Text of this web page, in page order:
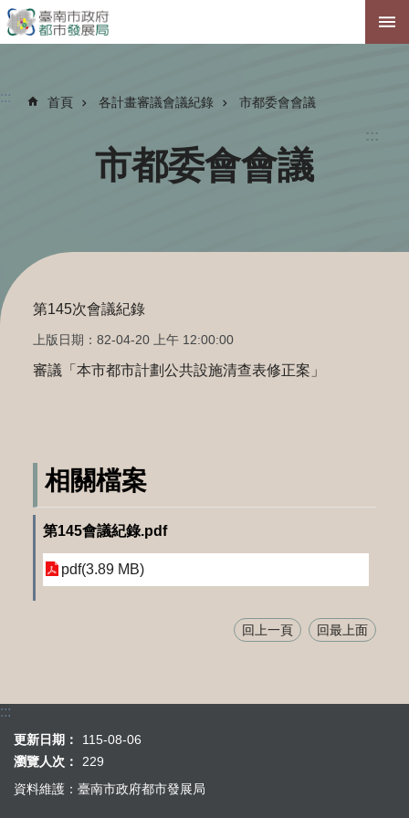
跳到主要內容區塊
:::
::: 首頁 各計畫審議會議紀錄 市都委會會議
市都委會會議
第145次會議紀錄
上版日期：82-04-20 上午 12:00:00
審議「本市都市計劃公共設施清查表修正案」
相關檔案
第145會議紀錄.pdf
pdf(3.89 MB)
回上一頁 回最上面
:::
更新日期：
115-08-06
瀏覽人次：
229
資料維護：臺南市政府都市發展局